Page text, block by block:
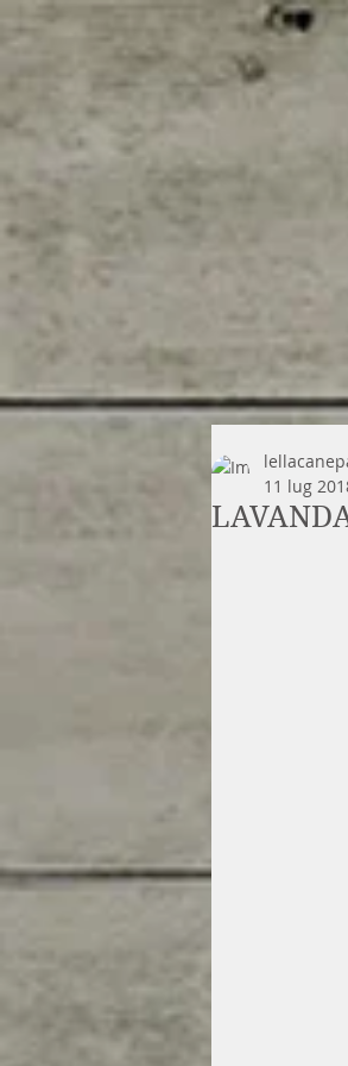
11 lug